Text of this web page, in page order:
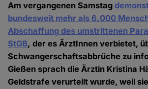
Am vergangenen Samstag
bundesweit mehr als 6.000
Abschaffung des umstrittenen
StGB, der es ÄrztInnen verbietet,
Schwangerschaftsabbrüche zu
Gießen sprach die Ärztin Kristina
Geldstrafe verurteilt wurde, weil